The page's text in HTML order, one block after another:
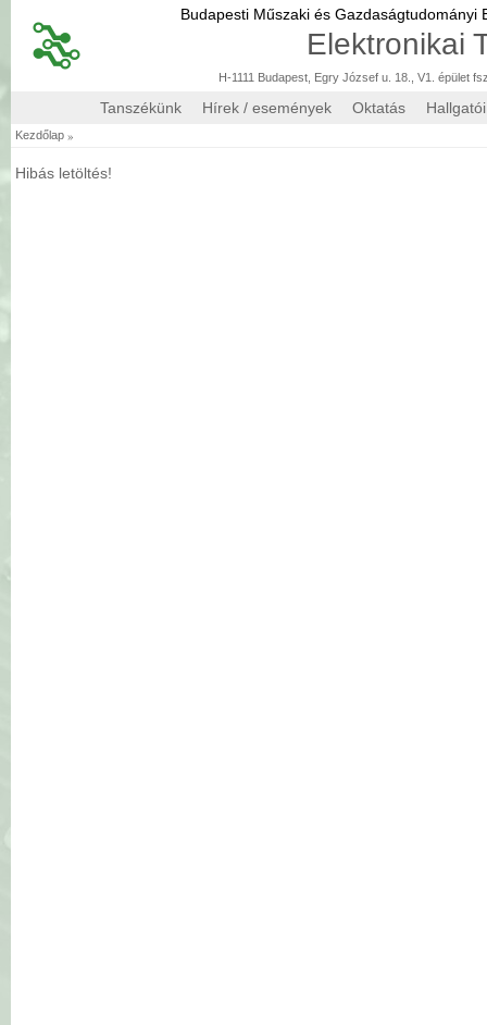
Budapesti Műszaki és Gazdaságtudományi
Elektronikai
H-1111 Budapest, Egry József u. 18., V1. épület
Tanszékünk Hírek / események Oktatás
Kezdőlap »
Hibás letöltés!